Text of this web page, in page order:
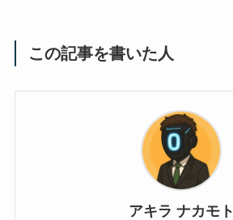
この記事を書いた人
アキラ ナカモト